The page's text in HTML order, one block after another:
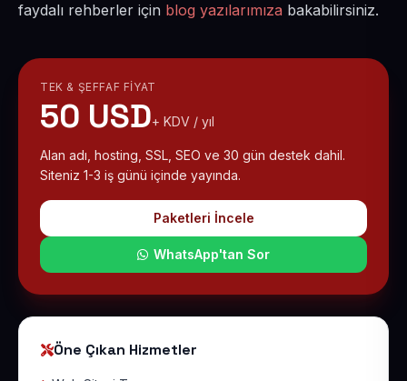
faydalı rehberler için blog yazılarımıza bakabilirsiniz.
TEK & ŞEFFAF FIYAT
50 USD+ KDV / yıl
Alan adı, hosting, SSL, SEO ve 30 gün destek dahil.
Siteniz 1-3 iş günü içinde yayında.
Paketleri İncele
WhatsApp'tan Sor
Öne Çıkan Hizmetler